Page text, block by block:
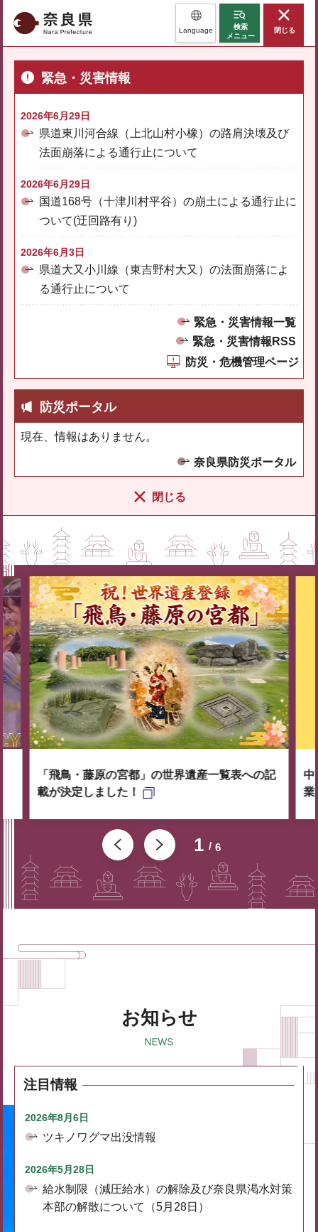
奈良県 Language
検索
メニュー
閉じる
緊急・災害情報
2026年6月29日
県道東川河合線（上北山村小橡）の路肩決壊及び
法面崩落による通行止について
2026年6月29日
国道168号（十津川村平谷）の崩土による通行止に
ついて(迂回路有り)
2026年6月3日
県道大又小川線（東吉野村大又）の法面崩落によ
る通行止について
緊急・災害情報一覧
緊急・災害情報RSS
防災・危機管理ページ
防災ポータル
現在、情報はありません。
奈良県防災ポータル
閉じる
1 6
「飛鳥・藤原の宮都」の世界遺産一覧表への記
載が決定しました！
中
業
お知らせ
注目情報
2026年8月6日
ツキノワグマ出没情報
2026年5月28日
給水制限（減圧給水）の解除及び奈良県渇水対策
本部の解散について（5月28日）